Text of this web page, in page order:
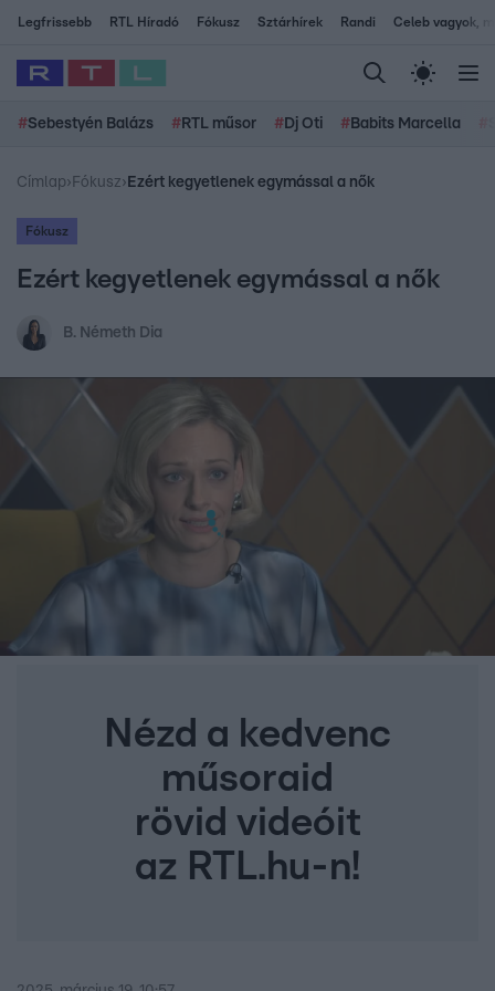
Legfrissebb RTL Híradó Fókusz Sztárhírek Randi Celeb vagyok,
#Sebestyén Balázs # RTL műsor # Dj Oti # Babits Marcella
Címlap› Fókusz› Ezért kegyetlenek egymással a nők
Fókusz
Ezért kegyetlenek egymással a nők
B. Németh Dia
Nézd a kedvenc
műsoraid
rövid videóit
az RTL.hu-n!